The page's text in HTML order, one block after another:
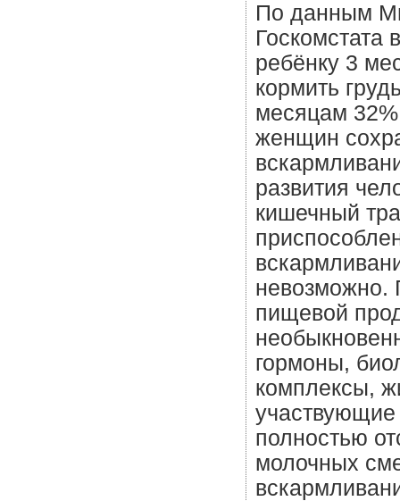
По данным
Госкомстата
ребёнку 3
кормить
месяцам
женщин
развития
кишечный
невозможно.
пищевой
гормоны,
комплексы,
участвующие
полностью
молочных